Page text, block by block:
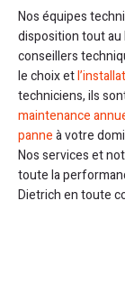
Nos équipes
disposition tout au
conseillers
le choix et
techniciens, ils
maintenance
panneà votre
Nos services et
toute la
Dietrich en toute